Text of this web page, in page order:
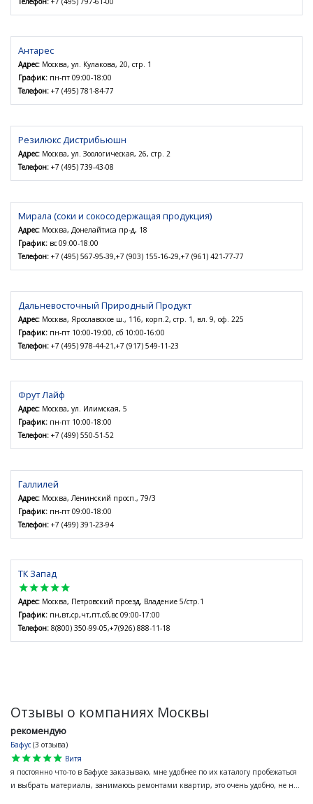
Антарес
Адрес: Москва, ул. Кулакова, 20, стр. 1
График: пн-пт 09:00-18:00
Телефон: +7 (495) 781-84-77
Резилюкс Дистрибьюшн
Адрес: Москва, ул. Зоологическая, 26, стр. 2
Телефон: +7 (495) 739-43-08
Мирала (соки и сокосодержащая продукция)
Адрес: Москва, Донелайтиса пр-д, 18
График: вс 09:00-18:00
Телефон: +7 (495) 567-95-39,+7 (903) 155-16-29,+7 (961) 421-77-77
Дальневосточный Природный Продукт
Адрес: Москва, Ярославское ш., 116, корп.2, стр. 1, вл. 9, оф. 225
График: пн-пт 10:00-19:00, сб 10:00-16:00
Телефон: +7 (495) 978-44-21,+7 (917) 549-11-23
Фрут Лайф
Адрес: Москва, ул. Илимская, 5
График: пн-пт 10:00-18:00
Телефон: +7 (499) 550-51-52
Галлилей
Адрес: Москва, Ленинский просп., 79/3
График: пн-пт 09:00-18:00
Телефон: +7 (499) 391-23-94
ТК Запад
star
star
star
star
star
Адрес: Москва, Петровский проезд, Владение 5/стр.1
График: пн,вт,ср,чт,пт,сб,вс 09:00-17:00
Телефон: 8(800) 350-99-05,+7(926) 888-11-18
Отзывы о компаниях Москвы
рекомендую
Бафус (3 отзыва)
star
star
star
star
star
Витя
я постоянно что-то в Бафусе заказываю, мне удобнее по их каталогу пробежаться
и выбрать материалы, занимаюсь ремонтами квартир, это очень удобно, не н...